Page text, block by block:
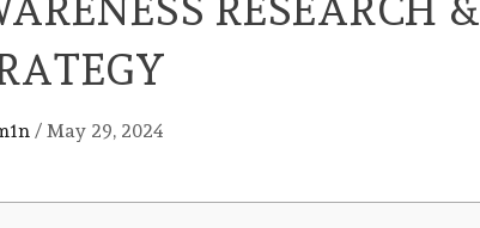
/ May 29, 2024